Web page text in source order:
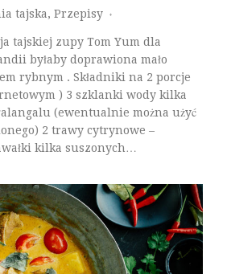
tajska, Przepisy ♦
tajskiej zupy Tom Yum dla
byłaby doprawiona mało
rybnym . Składniki na 2 porcje
) 3 szklanki wody kilka
(ewentualnie można użyć
2 trawy cytrynowe –
kilka suszonych…